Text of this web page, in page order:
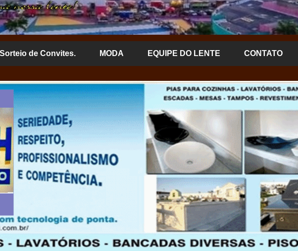
Sorteio de Convites. MODA EQUIPE DO LENTE CONTATO